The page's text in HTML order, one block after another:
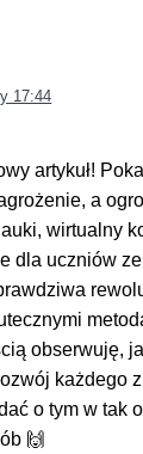
17:44
artykuł!
a
wirtualny
dla uczniów
obserwuję,
każdego
o tym w tak
🙌